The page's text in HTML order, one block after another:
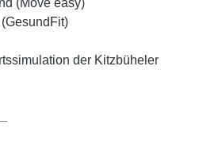
(Move easy)
der Kitzbüheler